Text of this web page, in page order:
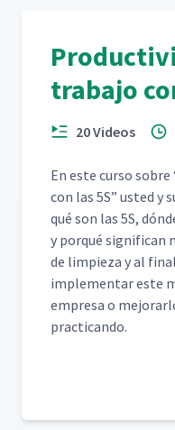
trabajo
20 Videos
En este cur­so sobre
con las 5S” ust­ed y
qué son las 5S,
y porqué sig­nif­i­can
de limpieza y al
imple­men­tar este
empre­sa o
practicando.